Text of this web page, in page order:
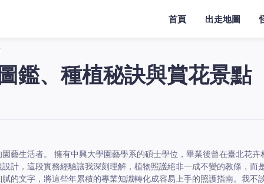
首頁 出走地圖
鑑、種植秘訣與賞花景點
藝生活者。 擁有中興大學園藝學系的碩士學位，畢業後曾在臺北花
計，這段實務經驗讓我深刻理解，植物照護絕非一成不變的教條，而
的文字，將這些年累積的專業知識轉化成容易上手的照護指南。我不